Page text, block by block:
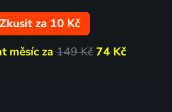
Zkusit za 10 Kč
měsíc za149 Kč 74 Kč